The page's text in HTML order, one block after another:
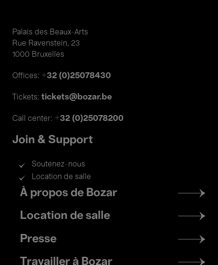
Palais des Beaux-Arts
Rue Ravenstein, 23
1000 Bruxelles
Offices: +32 (0)25078430
Tickets: tickets@bozar.be
Call center: +32 (0)25078200
Join & Support
Soutenez-nous
Location de salle
Footer
menu
À propos de Bozar
Location de salle
Presse
Travailler à Bozar